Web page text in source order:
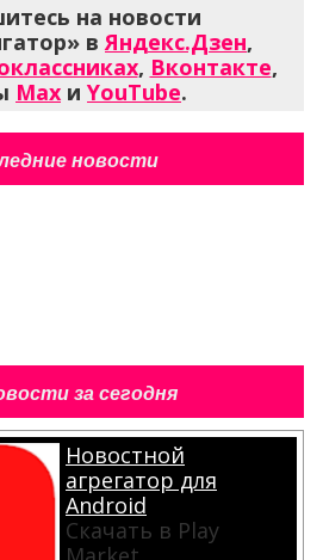
на новости
вЯндекс.Дзен,
, Вконтакте,
Max и YouTube.
новости
за сегодня
Новостной
агрегатор для
Android
Скачать в Play